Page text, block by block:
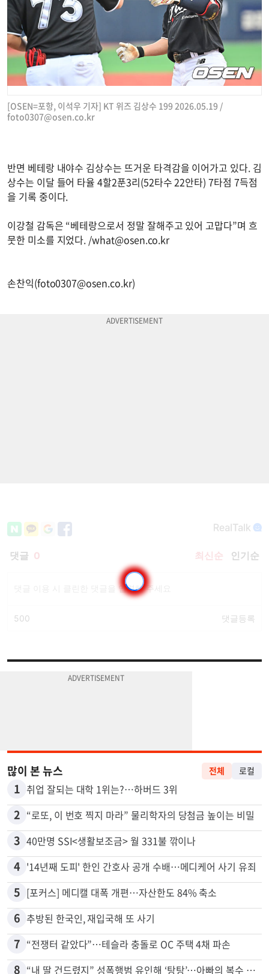
[OSEN=포항, 이석우 기자] KT 위즈 김상수 199 2026.05.19 /
foto0307@osen.co.kr
반면 베테랑 내야수 김상수는 뜨거운 타격감을 이어가고 있다. 김
상수는 이달 들어 타율 4할2푼3리(52타수 22안타) 7타점 7득점
을 기록 중이다.
이강철 감독은 “베테랑으로서 정말 잘해주고 있어 고맙다”며 흐
뭇한 미소를 지었다. /what@osen.co.kr
손찬익(foto0307@osen.co.kr)
많이 본 뉴스
1 취업 잘되는 대학 1위는?…하버드 3위
2 “로또, 이 번호 찍지 마라” 물리학자의 당첨금 높이는 비밀
3 40만명 SSI<생활보조금> 월 331불 깎이나
4 '14년째 도피' 한인 간호사 공개 수배…메디케어 사기 유죄
5 [포커스] 메디캘 대폭 개편…자산한도 84% 축소
6 추방된 한국인, 재입국해 또 사기